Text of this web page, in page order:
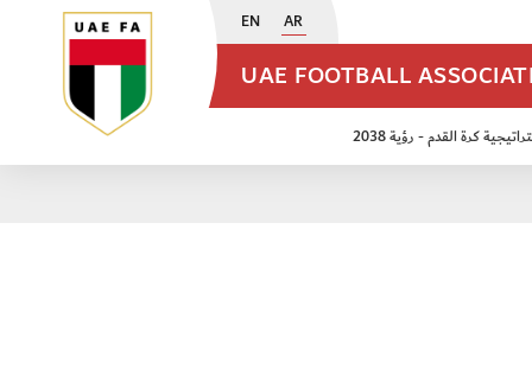
EN AR
UAE FOOTBALL
كرة القدم - رؤية 2038